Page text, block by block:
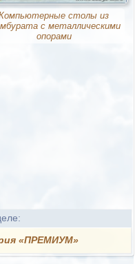
столы из
с металлическими
опорами
«ПРЕМИУМ»